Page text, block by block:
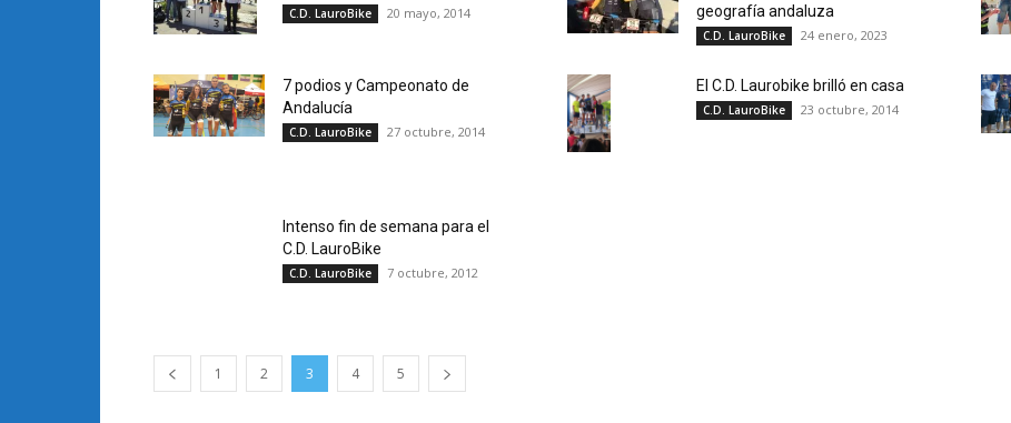
C.D. LauroBike 20 mayo, 2014
geografía andaluza
C.D. LauroBike 24 enero, 2023
7 podios y Campeonato de
Andalucía
C.D. LauroBike 27 octubre, 2014
El C.D. Laurobike brilló en casa
C.D. LauroBike 23 octubre, 2014
Intenso fin de semana para el
C.D. LauroBike
C.D. LauroBike 7 octubre, 2012
1 2 3 4 5